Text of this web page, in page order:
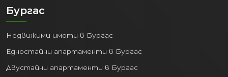
Бургас
Недвижими имоти в Бургас
Едностайни апартаменти в Бургас
Двустайни апартаменти в Бургас